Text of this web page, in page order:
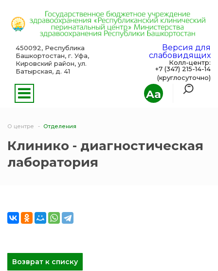
Aa
450092, Республика
Башкортостан, г. Уфа,
Кировский район, ул.
Батырская, д. 41
Версия для
слабовидящих
Колл-центр:
+7 (347) 215-14-14
(круглосуточно)
О центре Отделения
Клинико - диагностическая
лаборатория
Возврат к списку